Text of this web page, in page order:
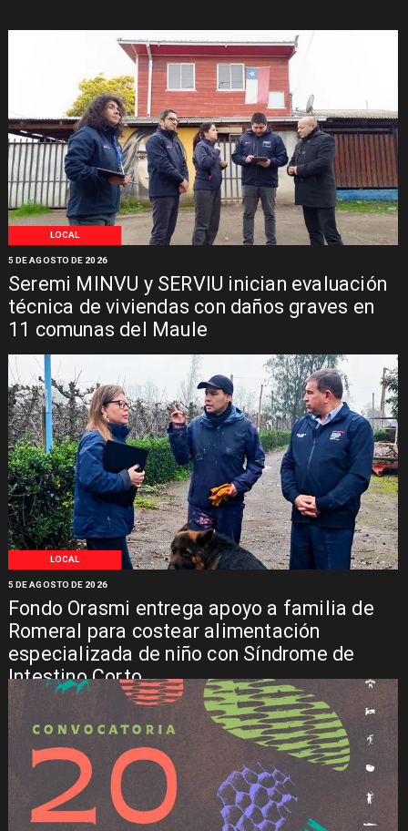
LOCAL
Seremi MINVU y SERVIU inician evaluación
técnica de viviendas con daños graves en
11 comunas del Maule
5 DE AGOSTO DE 2026
LOCAL
Fondo Orasmi entrega apoyo a familia de
Romeral para costear alimentación
especializada de niño con Síndrome de
Intestino Corto
5 DE AGOSTO DE 2026